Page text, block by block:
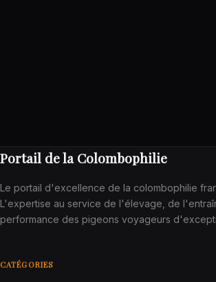
Portail de la Colombophilie
Le portail d'excellence de la colombophilie
L'expertise au service de l'élevage, de
performance des pigeons voyageurs
CATÉGORIES